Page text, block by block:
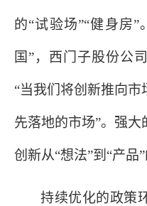
的“试验场”“健身房
国”，西门子股份公
“当我们将创新推向
先落地的市场”。强
创新从“想法”到“产品
持续优化的政策